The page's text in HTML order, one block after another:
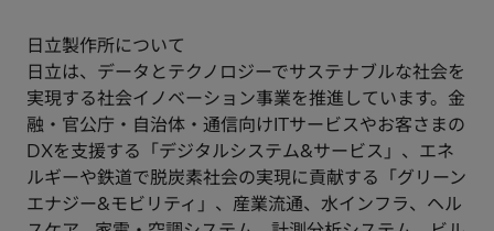
日立製作所について
日立は、データとテクノロジーでサステナブルな社会を
実現する社会イノベーション事業を推進しています。金
融・官公庁・自治体・通信向けITサービスやお客さまの
DXを支援する「デジタルシステム&サービス」、エネ
ルギーや鉄道で脱炭素社会の実現に貢献する「グリーン
エナジー&モビリティ」、産業流通、水インフラ、ヘル